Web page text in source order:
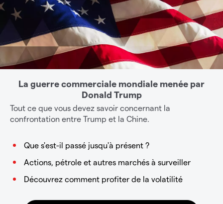
La guerre commerciale mondiale menée par
Donald Trump
Tout ce que vous devez savoir concernant la
confrontation entre Trump et la Chine.
Que s'est-il passé jusqu'à présent ?
Actions, pétrole et autres marchés à surveiller
Découvrez comment profiter de la volatilité